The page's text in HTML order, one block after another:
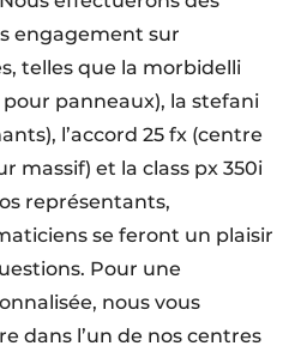
engagement sur
telles que la morbidelli
pour panneaux), la stefani
l’accord 25 fx (centre
massif) et la class px 350i
représentants,
se feront un plaisir
Pour une
nous vous
dans l’un de nos centres